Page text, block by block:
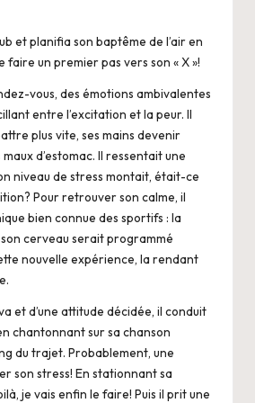
et planifia son baptême de l’air en
faire un premier pas vers son « X »!
vous, des émotions ambivalentes
entre l’excitation et la peur. Il
plus vite, ses mains devenir
d’estomac. Il ressentait une
niveau de stress montait, était-ce
Pour retrouver son calme, il
bien connue des sportifs : la
cerveau serait programmé
nouvelle expérience, la rendant
et d’une attitude décidée, il conduit
chantonnant sur sa chanson
du trajet. Probablement, une
son stress! En stationnant sa
je vais enfin le faire! Puis il prit une